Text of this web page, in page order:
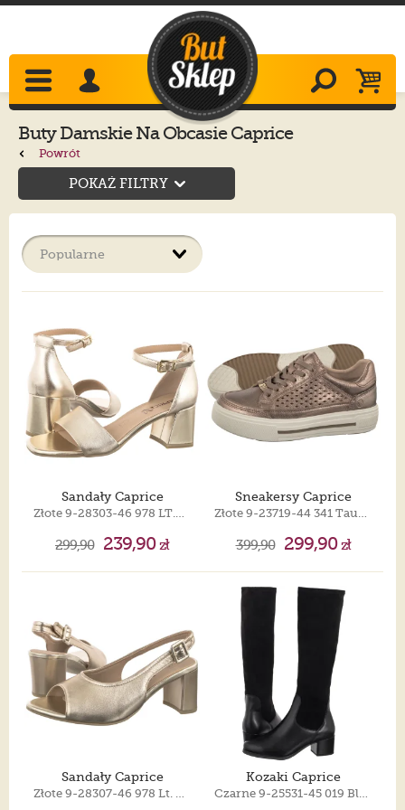
Buty Damskie Na Obcasie Caprice
Powrót
POKAŻ FILTRY
Sandały Caprice
Złote 9-28303-46 978 LT.Gold Metal
299,90 239,90zł
Sneakersy Caprice
Złote 9-23719-44 341 Taupe Metallic
399,90 299,90zł
Sandały Caprice Kozaki Caprice